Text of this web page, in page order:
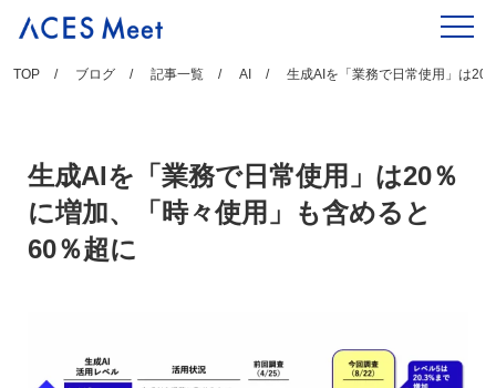
content
TOP ブログ 記事一覧 AI 生成AIを「業務で日常使用」は20
生成AIを「業務で日常使用」は20％
に増加、「時々使用」も含めると
60％超に